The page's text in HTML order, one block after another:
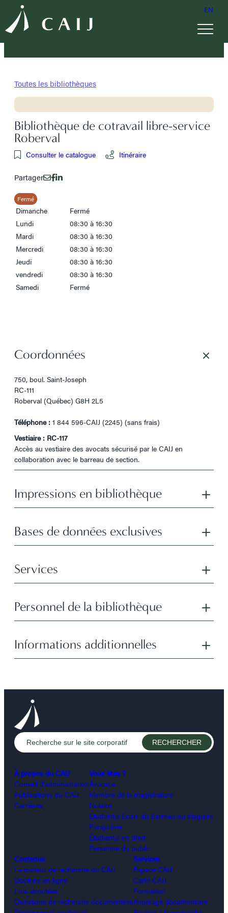
EN
Toutes les bibliothèques
Bibliothèque de cotravail libre-service
Roberval
Consulter le catalogue Itinéraire
Partager
Fermé
Dimanche
Fermé
Lundi
08:30 à 16:30
Mardi
08:30 à 16:30
Mercredi
08:30 à 16:30
Jeudi
08:30 à 16:30
vendredi
08:30 à 16:30
Samedi
Fermé
Coordonnées
750, boul. Saint-Joseph
RC-111
Roberval (Québec) G8H 2L5
Téléphone : 1 844 596-CAIJ (2245) (sans frais)
Vestiaire : RC-117
Accès au vestiaire des avocats sécurisé par le CAIJ en
collaboration avec le barreau de section.
Impressions en bibliothèque
Bases de données exclusives
Services
Personnel de la bibliothèque
Informations additionnelles
À propos du CAIJ
Conseil d’administration
Publications du CAIJ
Carrières
Vous êtes ?
Avocat.e
Membre de la magistrature
Notaire
Étudiant.e École du Barreau ou stagiaire
Parajuriste
Étudiant.e en droit
Personne du public
Contenus
Le moteur de recherche du CAIJ
Doctrine en ligne
Lois annotées
Questions de recherche documentées
Services
Espace CAIJ
Carte CAIJ
Formation
Repérage documentaire